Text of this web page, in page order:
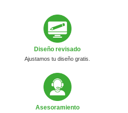
Diseño revisado
Ajustamos tu diseño gratis.
Asesoramiento